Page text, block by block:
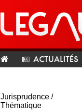
ACTUALITÉS
Jurisprudence /
Thématique